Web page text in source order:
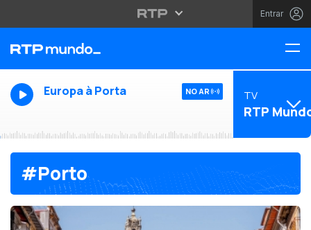
Entrar
Europa à Porta NO AR TV
RTP
#Porto